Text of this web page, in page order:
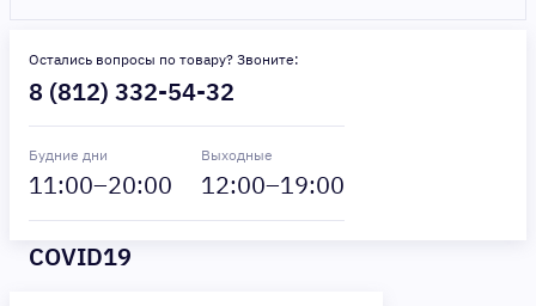
Остались вопросы по товару? Звоните:
8 (812) 332-54-32
Будние дни
11:00–20:00
Выходные
12:00–19:00
COVID19